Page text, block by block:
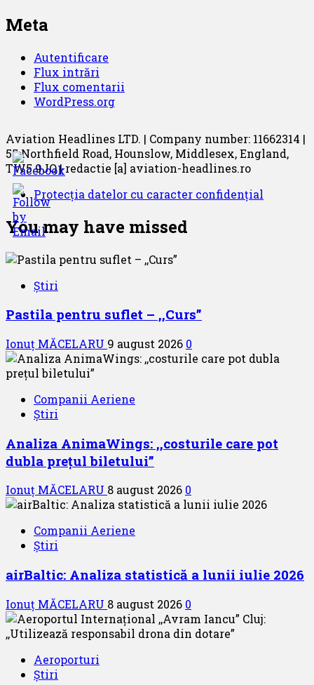
Meta
Autentificare
Flux intrări
Flux comentarii
WordPress.org
Aviation Headlines LTD. | Company number: 11662314 |
55 Northfield Road, Hounslow, Middlesex, England,
TW5 9JQ | redactie [a] aviation-headlines.ro
Protecția datelor cu caracter confidențial
You may have missed
Știri
Pastila pentru suflet – ,,Curs”
Ionuț MĂCELARU 9 august 2026 0
Companii Aeriene
Știri
Analiza AnimaWings: ,,costurile care pot
dubla prețul biletului”
Ionuț MĂCELARU 8 august 2026 0
Companii Aeriene
Știri
airBaltic: Analiza statistică a lunii iulie 2026
Ionuț MĂCELARU 8 august 2026 0
Aeroporturi
Știri